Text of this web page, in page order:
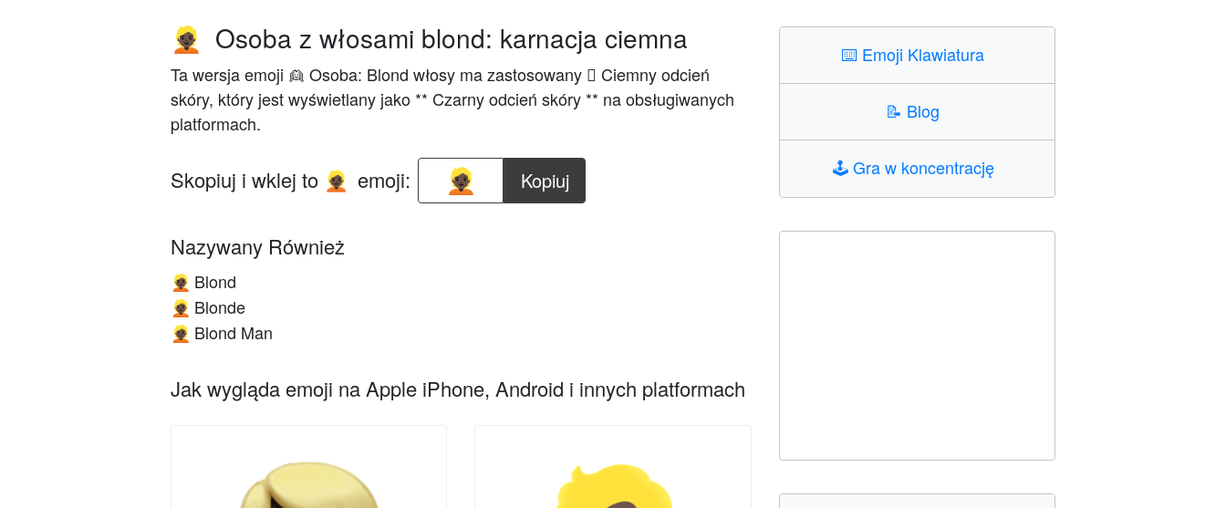
👱🏿 Osoba z włosami blond: karnacja ciemna
Ta wersja emoji 👱 Osoba: Blond włosy ma zastosowany 🏿 Ciemny odcień
skóry, który jest wyświetlany jako ** Czarny odcień skóry ** na obsługiwanych
platformach.
Skopiuj i wklej to 👱🏿 emoji: Kopiuj
Nazywany Również
👱🏿 Blond
👱🏿 Blonde
👱🏿 Blond Man
Jak wygląda emoji na Apple iPhone, Android i innych platformach
⌨️ Emoji Klawiatura
📝 Blog
🕹️Gra w koncentrację